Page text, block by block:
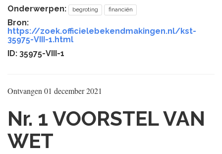
Onderwerpen:
begroting financiën
Bron:
https://zoek.officielebekendmakingen.nl/kst-
35975-VIII-1.html
ID: 35975-VIII-1
Ontvangen 01 december 2021
Nr. 1 VOORSTEL VAN
WET